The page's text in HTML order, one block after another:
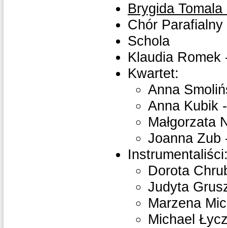
Brygida
Chór Parafialny
Schola
Klaudia Romek
Kwartet:
Anna
Anna Kubik
Małgorzata
Joanna Zub
Dorota
Judyta
Marzena
Michael